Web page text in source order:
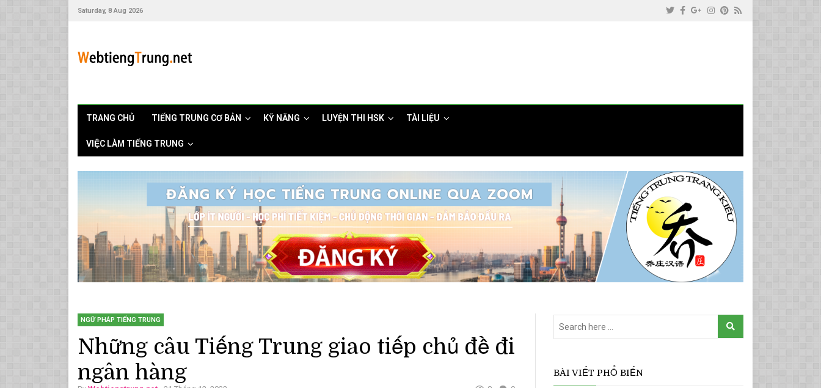
Saturday, 8 Aug 2026
TRANG CHỦ TIẾNG TRUNG CƠ BẢN KỸ NĂNG LUYỆN THI HSK TÀI LIỆU
VIỆC LÀM TIẾNG TRUNG
NGỮ PHÁP TIẾNG TRUNG
Những câu Tiếng Trung giao tiếp chủ đề đi
ngân hàng
BÀI VIẾT PHỔ BIẾN